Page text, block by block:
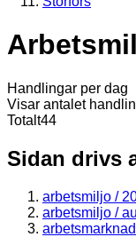
Handlingar per dag
Visar antalet
Totalt44
Sidan drivs
arbetsmiljo /
arbetsmiljo /